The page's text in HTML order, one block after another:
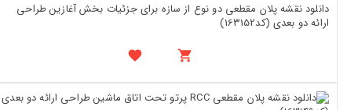
دانلود نقشه پلان مقطعی دو نوع از سازه برای جزئیات بخش آغازین طراحی
ارائه دو بعدی (کد163152)